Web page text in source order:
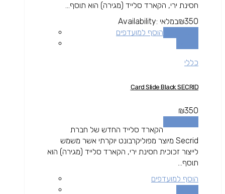
חסינת ירי, הקארד סלייד (מגירה) הוא תוסף...
₪350
Availability: במלאי
הוסף למועדפים
כללי
Card Slide Black SECRID
₪350
הקארד סלייד החדש של חברת
Secrid מיוצר מפוליקרבונט יוקרתי אשר משמש
לייצור זכוכית חסינת ירי, הקארד סלייד (מגירה) הוא
תוסף...
הוסף למועדפים